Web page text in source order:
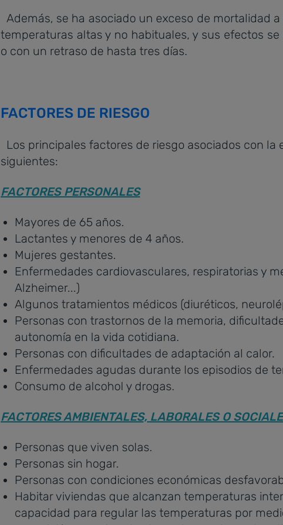
Además, se ha asociado un exceso de mortalidad
temperaturas altas y no habituales, y sus efectos
o con un retraso de hasta tres días.
FACTORES DE RIESGO
Los principales factores de riesgo asociados con
siguientes:
FACTORES PERSONALES
Mayores de 65 años.
Lactantes y menores de 4 años.
Mujeres gestantes.
Enfermedades cardiovasculares, respiratorias y
Alzheimer...)
Algunos tratamientos médicos (diuréticos,
Personas con trastornos de la memoria,
autonomía en la vida cotidiana.
Personas con dificultades de adaptación al calor.
Enfermedades agudas durante los episodios de
Consumo de alcohol y drogas.
FACTORES AMBIENTALES, LABORALES O
Personas que viven solas.
Personas sin hogar.
Personas con condiciones económicas
Habitar viviendas que alcanzan temperaturas
capacidad para regular las temperaturas por